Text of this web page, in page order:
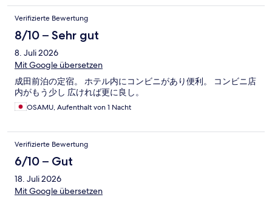
Verifizierte Bewertung
8/10 – Sehr gut
8. Juli 2026
Mit Google übersetzen
成田前泊の定宿。 ホテル内にコンビニがあり便利。 コンビニ店
内がもう少し 広ければ更に良し。
OSAMU, Aufenthalt von 1 Nacht
Verifizierte Bewertung
6/10 – Gut
18. Juli 2026
Mit Google übersetzen